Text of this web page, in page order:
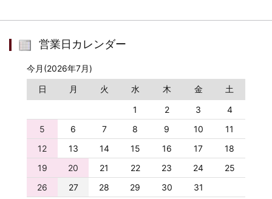
営業日カレンダー
今月(2026年7月)
日
月 火 水 木 金
土
1
2 3
4
5
6 7 8 9 10
11
12
13 14 15 16 17
18
19
20 21 22 23 24
25
26
27 28 29 30 31